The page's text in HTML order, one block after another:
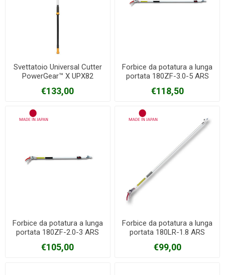
Svettatoio Universal Cutter
PowerGear™ X UPX82
€133,00
Forbice da potatura a lunga
portata 180ZF-3.0-5 ARS
€118,50
Forbice da potatura a lunga
portata 180ZF-2.0-3 ARS
€105,00
Forbice da potatura a lunga
portata 180LR-1.8 ARS
€99,00